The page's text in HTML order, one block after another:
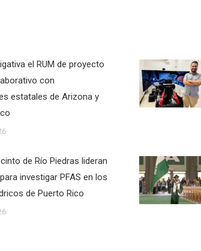
el RUM de proyecto
con
estatales de Arizona y
de Río Piedras lideran
investigar PFAS en los
de Puerto Rico